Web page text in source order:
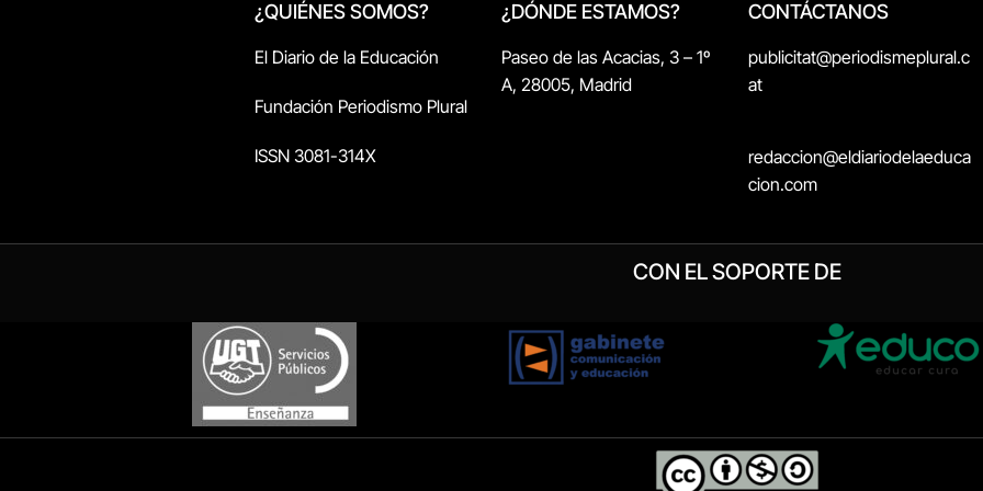
¿QUIÉNES SOMOS?
El Diario de la Educación
Fundación Periodismo Plural
ISSN 3081-314X
¿DÓNDE ESTAMOS?
Paseo de las Acacias, 3 – 1º
A, 28005, Madrid
CONTÁCTANOS
publicitat@periodismeplural.c
at
redaccion@eldiariodelaeduca
cion.com
CON EL SOPORTE DE